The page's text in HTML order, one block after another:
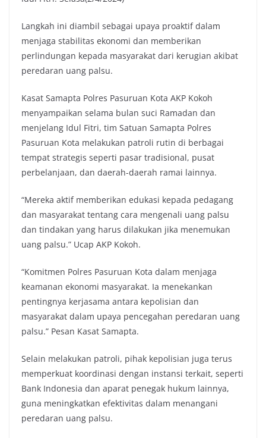
Langkah ini diambil sebagai upaya proaktif dalam
menjaga stabilitas ekonomi dan memberikan
perlindungan kepada masyarakat dari kerugian akibat
peredaran uang palsu.
Kasat Samapta Polres Pasuruan Kota AKP Kokoh
menyampaikan selama bulan suci Ramadan dan
menjelang Idul Fitri, tim Satuan Samapta Polres
Pasuruan Kota melakukan patroli rutin di berbagai
tempat strategis seperti pasar tradisional, pusat
perbelanjaan, dan daerah-daerah ramai lainnya.
“Mereka aktif memberikan edukasi kepada pedagang
dan masyarakat tentang cara mengenali uang palsu
dan tindakan yang harus dilakukan jika menemukan
uang palsu.” Ucap AKP Kokoh.
“Komitmen Polres Pasuruan Kota dalam menjaga
keamanan ekonomi masyarakat. Ia menekankan
pentingnya kerjasama antara kepolisian dan
masyarakat dalam upaya pencegahan peredaran uang
palsu.” Pesan Kasat Samapta.
Selain melakukan patroli, pihak kepolisian juga terus
memperkuat koordinasi dengan instansi terkait, seperti
Bank Indonesia dan aparat penegak hukum lainnya,
guna meningkatkan efektivitas dalam menangani
peredaran uang palsu.